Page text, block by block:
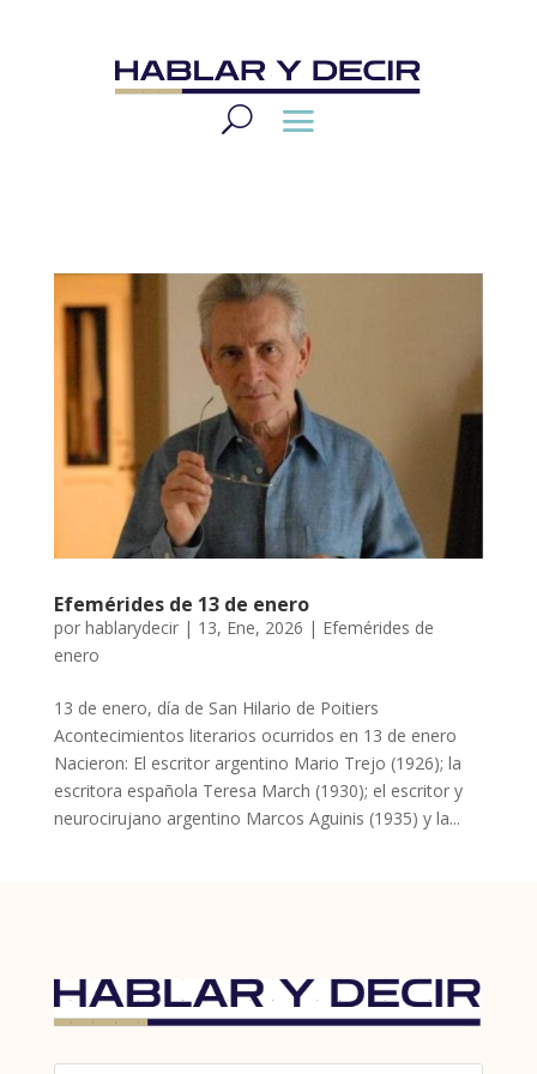
Efemérides de 13 de enero
por hablarydecir| 13, Ene, 2026 | Efemérides de
enero
13 de enero, día de San Hilario de Poitiers
Acontecimientos literarios ocurridos en 13 de enero
Nacieron: El escritor argentino Mario Trejo (1926); la
escritora española Teresa March (1930); el escritor y
neurocirujano argentino Marcos Aguinis (1935) y la...